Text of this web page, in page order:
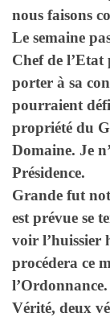
nous faisons
Le semaine
Chef de
porter à sa
pourraient
propriété du
Domaine. Je
Présidence.
Grande fut
est prévue se
voir l’huissier
procédera ce
Vérité, deux